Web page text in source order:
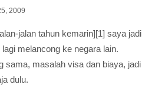
2009
jalan tahun kemarin][1] saya jadi
melancong ke negara lain.
sama, masalah visa dan biaya, jadi
dulu.